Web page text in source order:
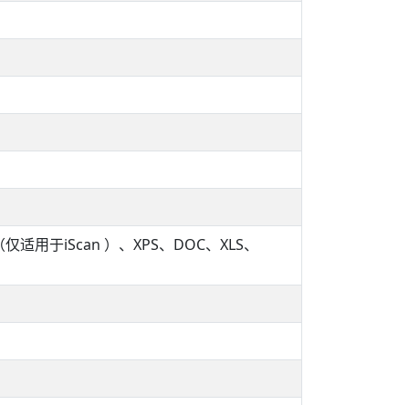
适用于iScan ）、XPS、DOC、XLS、